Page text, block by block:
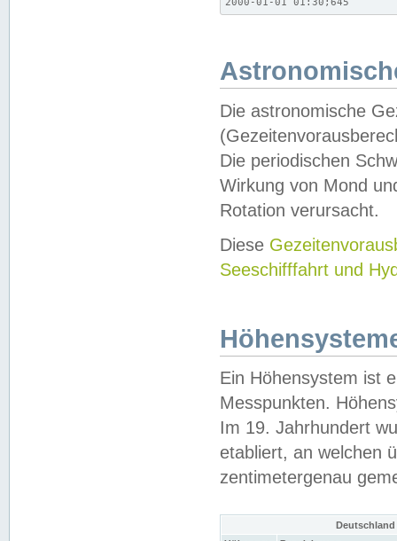
Die astronomische
Die periodischen
Wirkung von Mond
Rotation verursacht.
Diese
Seeschifffahrt und
Ein Höhensystem ist
Messpunkten.
Im 19. Jahrhundert
etabliert, an welchen
zentimetergenau